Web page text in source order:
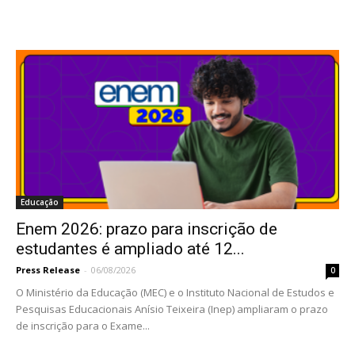
Educação
Enem 2026: prazo para inscrição de
estudantes é ampliado até 12...
Press Release - 06/08/2026 0
O Ministério da Educação (MEC) e o Instituto Nacional de Estudos e
Pesquisas Educacionais Anísio Teixeira (Inep) ampliaram o prazo
de inscrição para o Exame...